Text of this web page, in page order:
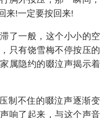
来!一定要按回来!
一般，这个小小的空
只有饶雪梅不停按压的
属隐约的啜泣声揭示着
不住的啜泣声逐渐变
响了起来，与这个声音